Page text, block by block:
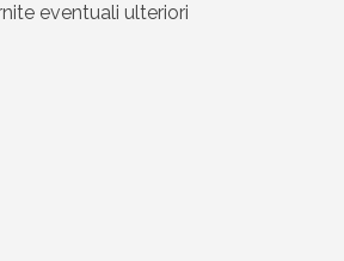
eventuali ulteriori